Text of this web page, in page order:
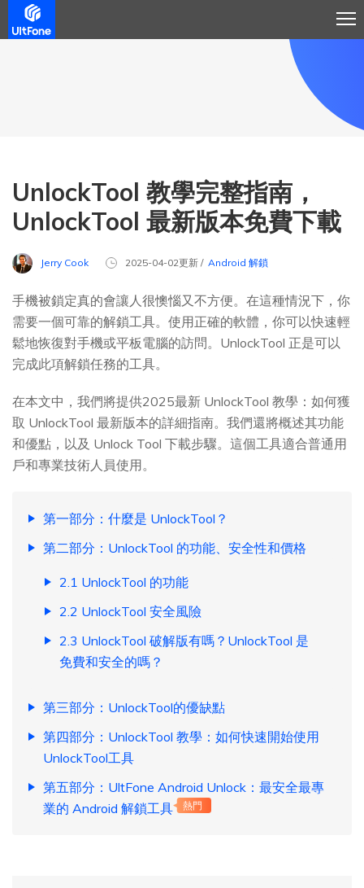
UnlockTool 教學完整指南，
UnlockTool 最新版本免費下載
Jerry Cook 2025-04-02更新 / Android 解鎖
手機被鎖定真的會讓人很懊惱又不方便。在這種情況下，你
需要一個可靠的解鎖工具。使用正確的軟體，你可以快速輕
鬆地恢復對手機或平板電腦的訪問。UnlockTool 正是可以
完成此項解鎖任務的工具。
在本文中，我們將提供2025最新 UnlockTool 教學：如何獲
取 UnlockTool 最新版本的詳細指南。我們還將概述其功能
和優點，以及 Unlock Tool 下載步驟。這個工具適合普通用
戶和專業技術人員使用。
第一部分：什麼是 UnlockTool？
第二部分：UnlockTool 的功能、安全性和價格
2.1 UnlockTool 的功能
2.2 UnlockTool 安全風險
2.3 UnlockTool 破解版有嗎？UnlockTool 是
免費和安全的嗎？
第三部分：UnlockTool的優缺點
第四部分：UnlockTool 教學：如何快速開始使用
UnlockTool工具
第五部分：UltFone Android Unlock：最安全最專
業的 Android 解鎖工具
熱門